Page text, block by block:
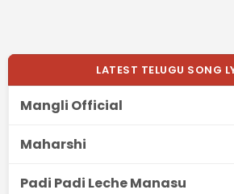
LATEST TELUGU SONG
Mangli Official
Maharshi
Padi Padi Leche Manasu